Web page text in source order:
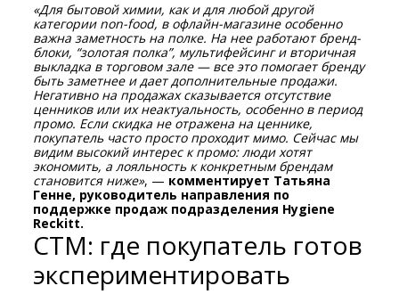
«Для бытовой химии, как и для любой другой
категории non-food, в офлайн-магазине особенно
важна заметность на полке. На нее работают бренд-
блоки, “золотая полка”, мультифейсинг и вторичная
выкладка в торговом зале — все это помогает бренду
быть заметнее и дает дополнительные продажи.
Негативно на продажах сказывается отсутствие
ценников или их неактуальность, особенно в период
промо. Если скидка не отражена на ценнике,
покупатель часто просто проходит мимо. Сейчас мы
видим высокий интерес к промо: люди хотят
экономить, а лояльность к конкретным брендам
становится ниже», — комментирует Татьяна
Генне, руководитель направления по
поддержке продаж подразделения Hygiene
Reckitt.
СТМ: где покупатель готов
экспериментировать